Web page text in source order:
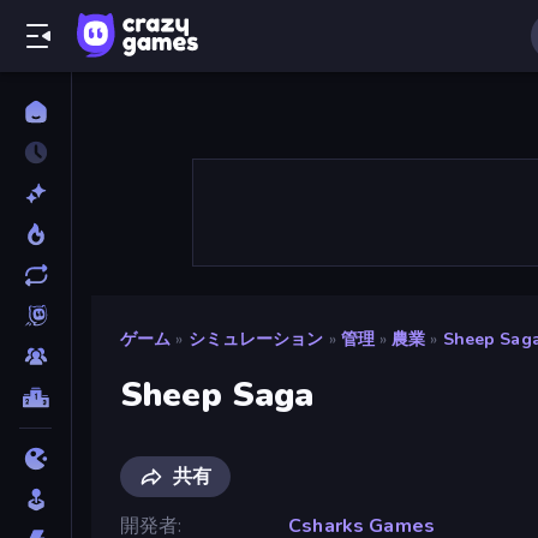
ゲーム » シミュレーション » 管理 » 農業 » Sheep
Sheep Saga
共有
開発者
Csharks Games